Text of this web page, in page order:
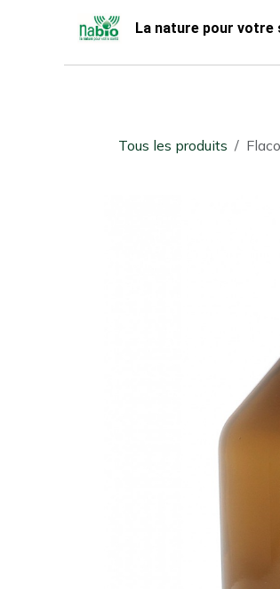
La nature pour votre
Tous les produits